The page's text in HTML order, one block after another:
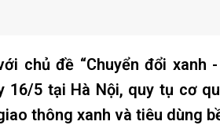
chủ đề “Chuyển đổi
5 tại Hà Nội, quy tụ cơ
thông xanh và tiêu dùng